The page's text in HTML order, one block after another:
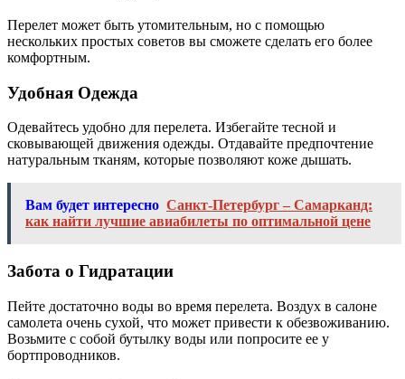
Перелет может быть утомительным, но с помощью
нескольких простых советов вы сможете сделать его более
комфортным.
Удобная Одежда
Одевайтесь удобно для перелета. Избегайте тесной и
сковывающей движения одежды. Отдавайте предпочтение
натуральным тканям, которые позволяют коже дышать.
Вам будет интересно Санкт-Петербург – Самарканд:
как найти лучшие авиабилеты по оптимальной цене
Забота о Гидратации
Пейте достаточно воды во время перелета. Воздух в салоне
самолета очень сухой, что может привести к обезвоживанию.
Возьмите с собой бутылку воды или попросите ее у
бортпроводников.